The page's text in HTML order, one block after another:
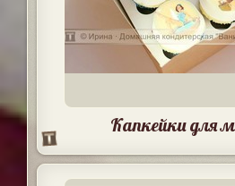
Капкейки для